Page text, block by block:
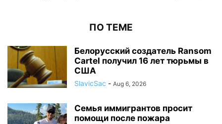
ПО ТЕМЕ
Белорусский создатель Ransom
Cartel получил 16 лет тюрьмы в
США
SlavicSac - Aug 6, 2026
Семья иммигрантов просит
помощи после пожара